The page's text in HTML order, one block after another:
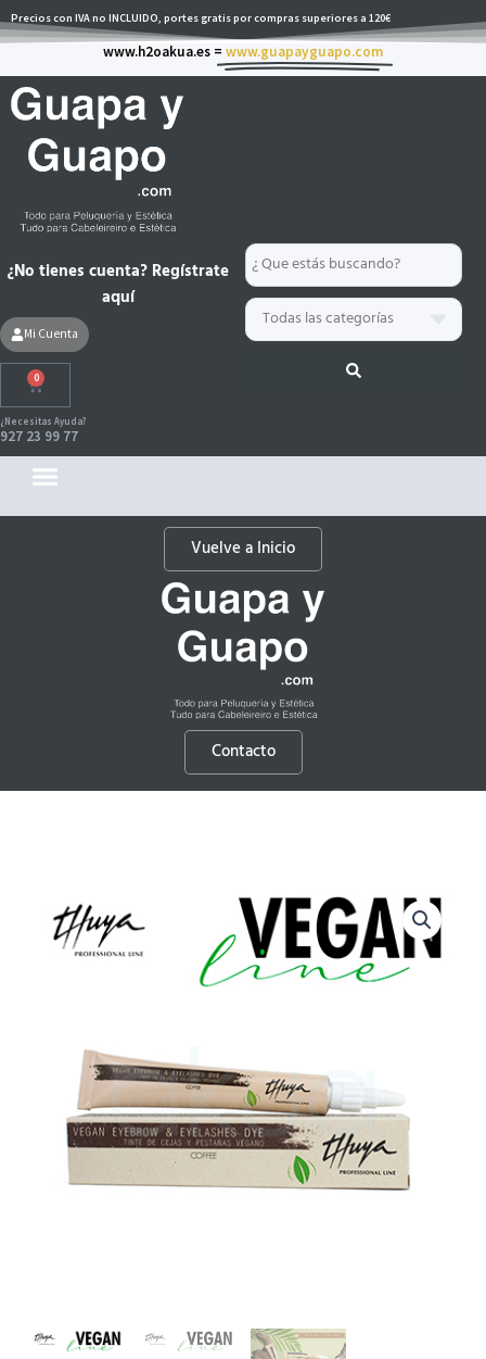
al
Precios con IVA no INCLUIDO, portes gratis por compras superiores a 120€
www.h2oakua.es = www.guapayguapo.com
Search
...
¿No tienes cuenta? Regístrate
aquí
Mi Cuenta
0
Carrito
¿Necesitas Ayuda?
927 23 99 77
Vuelve a Inicio
Contacto